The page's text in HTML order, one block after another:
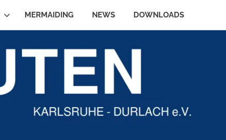
MERMAIDING NEWS DOWNLOADS